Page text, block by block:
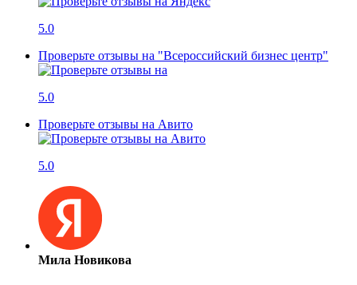
5.0
Проверьте отзывы на "Всероссийский бизнес центр"
5.0
Проверьте отзывы на Авито
5.0
Мила Новикова